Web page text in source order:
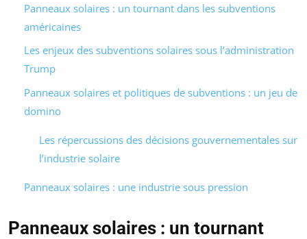
Panneaux solaires : un tournant dans les subventions
américaines
Les enjeux des subventions solaires sous l’administration
Trump
Panneaux solaires et politiques de subventions : un jeu de
domino
Les répercussions des décisions gouvernementales sur
l’industrie solaire
Panneaux solaires : une industrie sous pression
Panneaux solaires : un tournant